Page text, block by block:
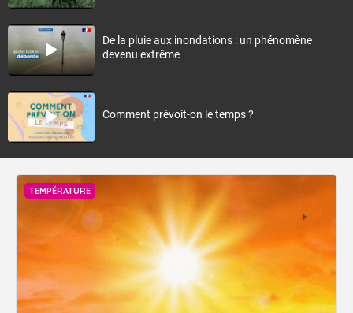
De la pluie aux inondations : un phénomène
devenu extrême
Comment prévoit-on le temps ?
TEMPÉRATURE